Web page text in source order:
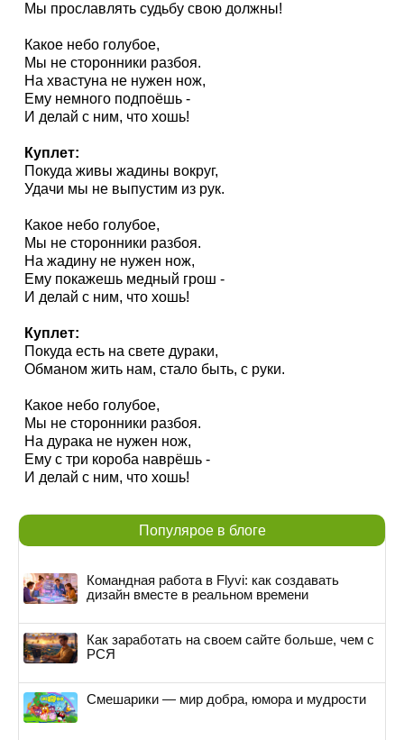
Мы прославлять судьбу свою должны!
Какое небо голубое,
Мы не сторонники разбоя.
На хвастуна не нужен нож,
Ему немного подпоёшь -
И делай с ним, что хошь!
Куплет:
Покуда живы жадины вокруг,
Удачи мы не выпустим из рук.
Какое небо голубое,
Мы не сторонники разбоя.
На жадину не нужен нож,
Ему покажешь медный грош -
И делай с ним, что хошь!
Куплет:
Покуда есть на свете дураки,
Обманом жить нам, стало быть, с руки.
Какое небо голубое,
Мы не сторонники разбоя.
На дурака не нужен нож,
Ему с три короба наврёшь -
И делай с ним, что хошь!
Популярое в блоге
Командная работа в Flyvi: как создавать
дизайн вместе в реальном времени
Как заработать на своем сайте больше, чем с
РСЯ
Смешарики — мир добра, юмора и мудрости